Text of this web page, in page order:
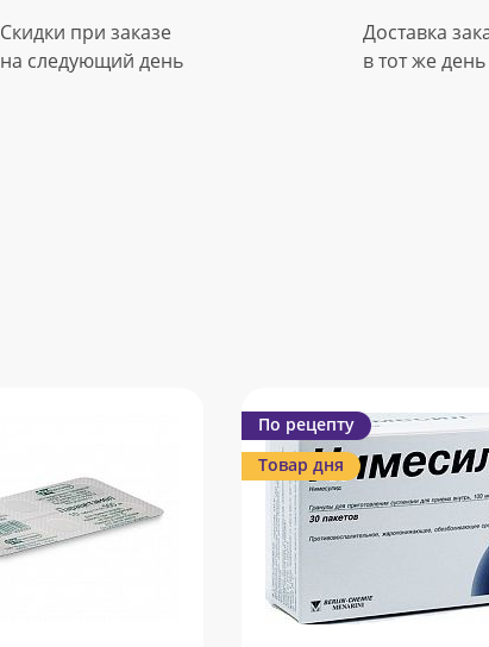
Скидки при заказе
на следующий день
Доставка
в тот же день
По рецепту
Товар дня